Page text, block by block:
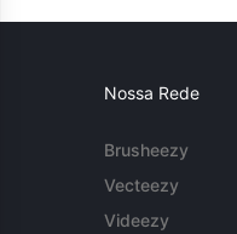
Nossa Rede
Brusheezy
Vecteezy
Videezy